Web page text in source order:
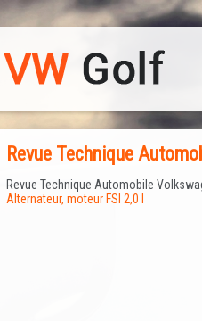
Revue Technique
Revue Technique Automobile
Alternateur, moteur FSI 2,0 l